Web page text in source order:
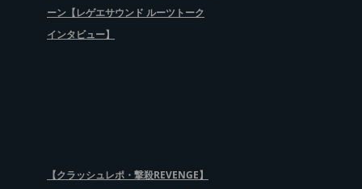
ーン【レゲエサウンド ルーツトーク
インタビュー】
【クラッシュレポ・撃殺REVENGE】